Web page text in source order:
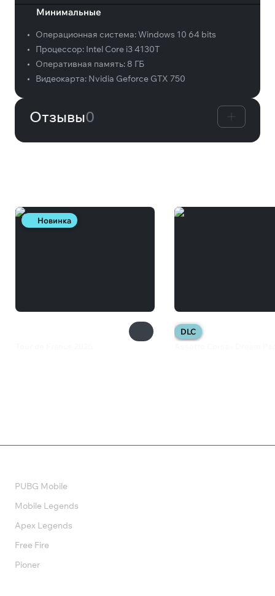
Минимальные
• Операционная система:Windows 10 64 bits
•
Процессор: Intel Core i3 4130T
•
Оперативная память: 8 ГБ
•
Видеокарта: Nvidia Geforce GTX 750
Отзывы0
Новинка
DLC
PUBG Mobile
Mobile Legends
Apex Legends
Free Fire
Pioner